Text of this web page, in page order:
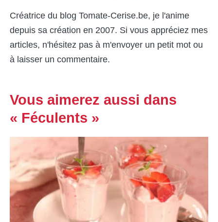
Créatrice du blog Tomate-Cerise.be, je l'anime
depuis sa création en 2007. Si vous appréciez mes
articles, n'hésitez pas à m'envoyer un petit mot ou
à laisser un commentaire.
Vous aimerez aussi dans
« Féculents »